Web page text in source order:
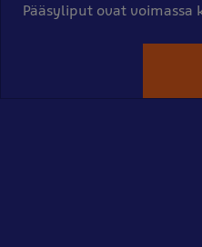
Pääsyliput ovat voimassa